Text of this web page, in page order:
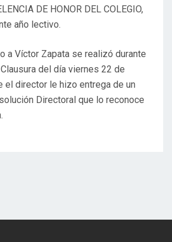
DE HONOR DEL COLEGIO,
año lectivo.
a Víctor Zapata se realizó durante
del día viernes 22 de
el director le hizo entrega de un
Directoral que lo reconoce